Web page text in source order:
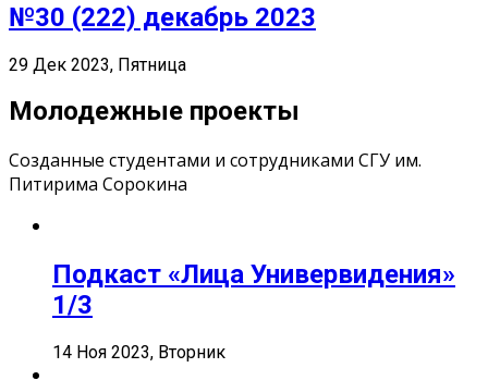
№30 (222) декабрь 2023
29 Дек 2023, Пятница
Молодежные проекты
Созданные студентами и сотрудниками СГУ им.
Питирима Сорокина
Подкаст «Лица Универвидения»
1/3
14 Ноя 2023, Вторник